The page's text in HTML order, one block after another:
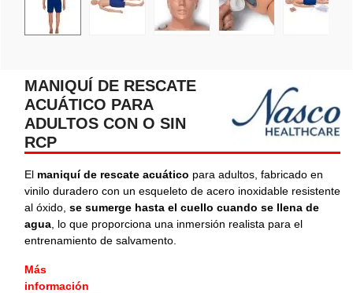
MANIQUÍ DE RESCATE
ACUÁTICO PARA
ADULTOS CON O SIN
RCP
El maniquí de rescate acuático para adultos, fabricado en
vinilo duradero con un esqueleto de acero inoxidable resistente
al óxido, se sumerge hasta el cuello cuando se llena de
agua , lo que proporciona una inmersión realista para el
entrenamiento de salvamento.
Más
información